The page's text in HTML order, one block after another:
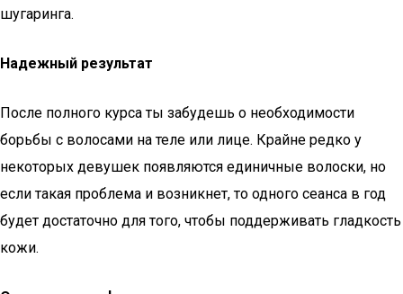
шугаринга.
Надежный результат
После полного курса ты забудешь о необходимости
борьбы с волосами на теле или лице. Крайне редко у
некоторых девушек появляются единичные волоски, но
если такая проблема и возникнет, то одного сеанса в год
будет достаточно для того, чтобы поддерживать гладкость
кожи.